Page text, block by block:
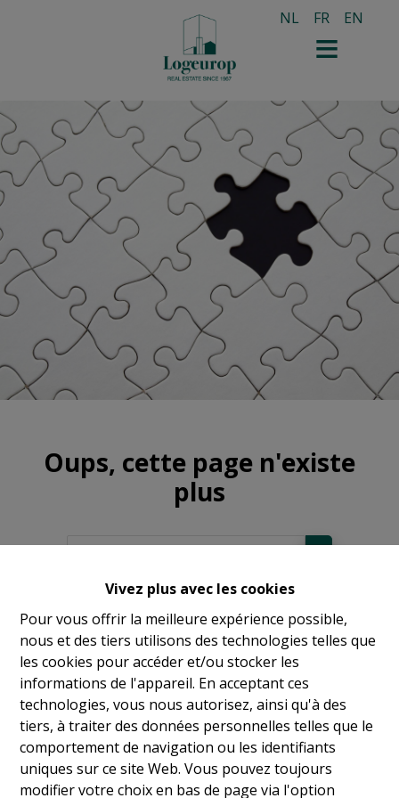
Vivez plus avec les cookies
Pour vous offrir la meilleure expérience possible,
nous et des tiers utilisons des technologies telles que
les cookies pour accéder et/ou stocker les
informations de l'appareil. En acceptant ces
technologies, vous nous autorisez, ainsi qu'à des
tiers, à traiter des données personnelles telles que le
comportement de navigation ou les identifiants
uniques sur ce site Web. Vous pouvez toujours
modifier votre choix en bas de page via l'option
NL FR EN
Oups, cette page n'existe
plus
À Vendre
À Louer